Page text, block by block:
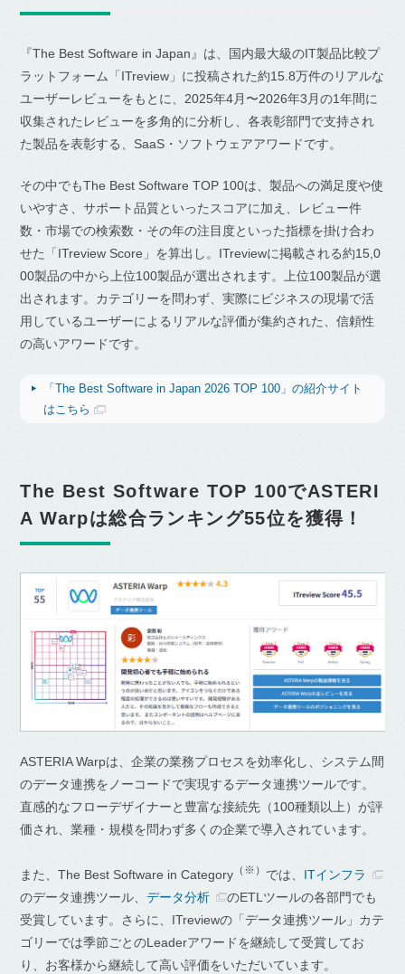
『The Best Software in Japan』は、国内最大級のIT製品比較プ
ラットフォーム「ITreview」に投稿された約15.8万件のリアルな
ユーザーレビューをもとに、2025年4月〜2026年3月の1年間に
収集されたレビューを多角的に分析し、各表彰部門で支持され
た製品を表彰する、SaaS・ソフトウェアアワードです。
その中でもThe Best Software TOP 100は、製品への満足度や使
いやすさ、サポート品質といったスコアに加え、レビュー件
数・市場での検索数・その年の注目度といった指標を掛け合わ
せた「ITreview Score」を算出し。ITreviewに掲載される約15,0
00製品の中から上位100製品が選出されます。上位100製品が選
出されます。カテゴリーを問わず、実際にビジネスの現場で活
用しているユーザーによるリアルな評価が集約された、信頼性
の高いアワードです。
「The Best Software in Japan 2026 TOP 100」の紹介サイト
はこちら
The Best Software TOP 100でASTERI
A Warpは総合ランキング55位を獲得！
ASTERIA Warpは、企業の業務プロセスを効率化し、システム間
のデータ連携をノーコードで実現するデータ連携ツールです。
直感的なフローデザイナーと豊富な接続先（100種類以上）が評
価され、業種・規模を問わず多くの企業で導入されています。
また、The Best Software in Category （※） では、 ITインフラ
のデータ連携ツール、データ分析
のETLツールの各部門でも
受賞しています。さらに、ITreviewの「データ連携ツール」カテ
ゴリーでは季節ごとのLeaderアワードを継続して受賞してお
り、お客様から継続して高い評価をいただいています。